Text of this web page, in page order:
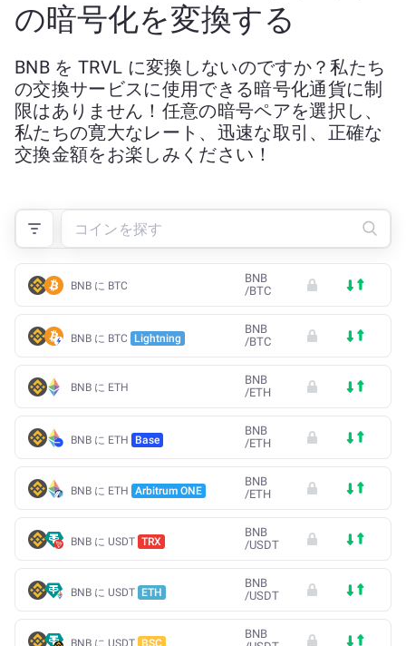
の暗号化を変換する
BNB を TRVL に変換しないのですか？私たち
の交換サービスに使用できる暗号化通貨に制
限はありません！任意の暗号ペアを選択し、
私たちの寛大なレート、迅速な取引、正確な
交換金額をお楽しみください！
BNB に BTC
BNB
/BTC
BNB に BTC Lightning
BNB
/BTC
BNB に ETH
BNB
/ETH
BNB に ETH Base
BNB
/ETH
BNB に ETH Arbitrum ONE
BNB
/ETH
BNB に USDT TRX
BNB
/USDT
BNB に USDT ETH
BNB
/USDT
BNB に USDT BSC
BNB